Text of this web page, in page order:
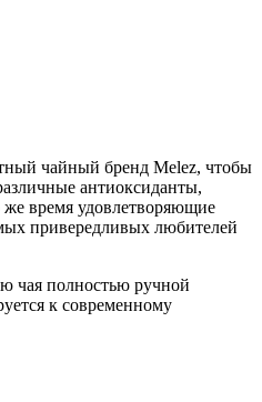
чайный бренд Melez, чтобы
антиоксиданты,
время удовлетворяющие
привередливых любителей
чая полностью ручной
к современному